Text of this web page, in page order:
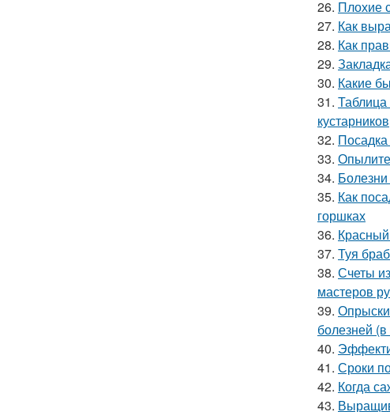
26. Плохие
27. Как
28. Как
29.
30. Какие
31.
кустарников
32.
33.
34.
35. Как
горшках
36.
37. Туя
38. Счеты
мастеров
39.
болезней
40.
41. Сроки
42. Когда
43.